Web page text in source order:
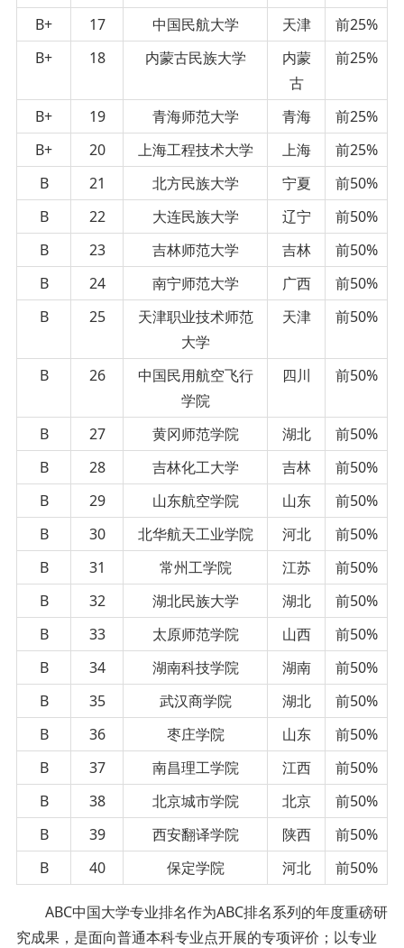
B+
17 中国民航大学 天津
前25%
B+
18 内蒙古民族大学
内蒙
古
前25%
B+ 19 青海师范大学 青海
前25%
B+
20 上海工程技术大学 上海
前25%
B
21 北方民族大学 宁夏
前50%
B
22 大连民族大学 辽宁
前50%
B
23 吉林师范大学 吉林
前50%
B
24 南宁师范大学 广西
前50%
B
25
天津职业技术师范
大学
天津 前50%
B 26
中国民用航空飞行
学院
四川 前50%
B 27 黄冈师范学院 湖北
前50%
B
28 吉林化工大学 吉林
前50%
B
29 山东航空学院 山东
前50%
B
30 北华航天工业学院 河北
前50%
B
31 常州工学院 江苏
前50%
B
32 湖北民族大学 湖北
前50%
B
33 太原师范学院 山西
前50%
B
34 湖南科技学院 湖南
前50%
B
35 武汉商学院 湖北
前50%
B
36 枣庄学院 山东
前50%
B
37 南昌理工学院 江西
前50%
B
38 北京城市学院 北京
前50%
B
39 西安翻译学院 陕西
前50%
B
40 保定学院 河北 前50%
ABC中国大学专业排名作为ABC排名系列的年度重磅研
究成果，是面向普通本科专业点开展的专项评价；以专业